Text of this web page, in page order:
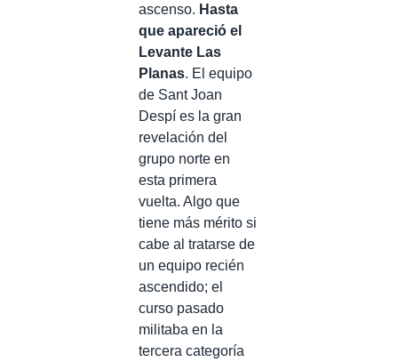
ascenso. Hasta
que apareció el
Levante Las
Planas. El equipo
de Sant Joan
Despí es la gran
revelación del
grupo norte en
esta primera
vuelta. Algo que
tiene más mérito si
cabe al tratarse de
un equipo recién
ascendido; el
curso pasado
militaba en la
tercera categoría